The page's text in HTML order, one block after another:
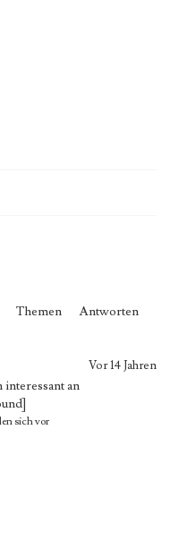
Themen Antworten
an
Vor 14 Jahren
sich vor